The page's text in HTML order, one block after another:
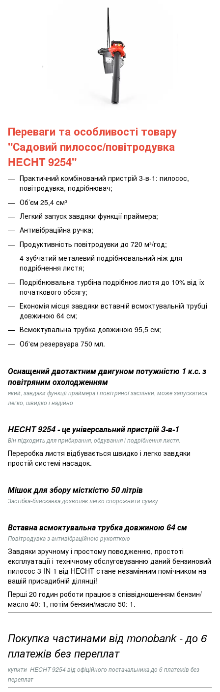
Переваги та особливості товару
"Садовий пилосос/повітродувка
HECHT 9254"
Практичний комбінований пристрій 3-в-1: пилосос,
повітродувка, подрібнювач;
Об’єм 25,4 см³
Легкий запуск завдяки функції праймера;
Антивібраційна ручка;
Продуктивність повітродувки до 720 м³/год;
4-зубчатий металевий подрібнювальний ніж для
подрібнення листя;
Подрібнювальна турбіна подрібнює листя до 10% від їх
початкового обсягу;
Економія місця завдяки вставній всмоктувальній трубці
довжиною 64 см;
Всмоктувальна трубка довжиною 95,5 см;
Об'єм резервуара 750 мл.
Оснащений двотактним двигуном потужністю 1 к.с. з
повітряним охолодженням
який, завдяки функції праймера і повітряної заслінки, може запускатися
легко, швидко і надійно
HECHT 9254 - це універсальний пристрій 3-в-1
Він підходить для прибирання, обдування і подрібнення листя.
Переробка листя відбувається швидко і легко завдяки
простій системі насадок.
Мішок для збору місткістю 50 літрів
Застібка-блискавка дозволяє легко спорожнити сумку
Вставна всмоктувальна трубка довжиною 64 см
Повітродувка з антивібраційною рукояткою
Завдяки зручному і простому поводженню, простоті
експлуатації і технічному обслуговуванню даний бензиновий
пилосос 3-IN-1 від HECHT стане незамінним помічником на
вашій присадибній ділянці!
Перші 20 годин роботи працює з співвідношенням бензин/
масло 40: 1, потім бензин/масло 50: 1.
Покупка частинами від monobank - до 6
платежів без переплат
купити HECHT 9254 від офіційного постачальника до 6 платежів без
переплат